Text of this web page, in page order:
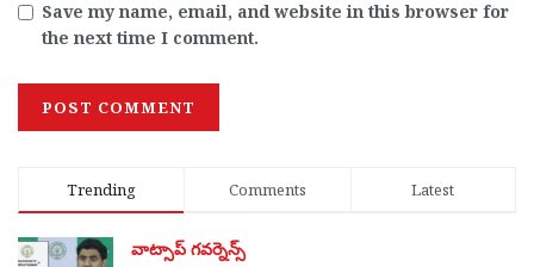
Save my name, email, and website in this browser for
the next time I comment.
Trending Comments Latest
వాట్సాప్ గవర్నెన్స్